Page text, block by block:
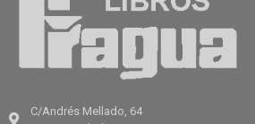
C/Andrés Mellado, 64